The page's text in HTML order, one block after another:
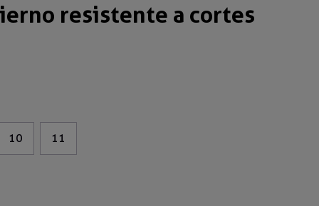
resistente a cortes
10 11